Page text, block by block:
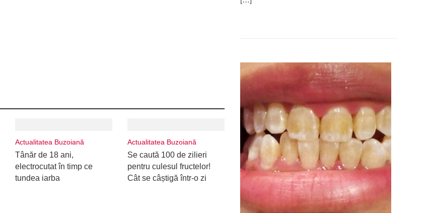
Actualitatea Buzoiană
Tânăr de 18 ani,
electrocutat în timp ce
tundea iarba
Actualitatea Buzoiană
Se caută 100 de zilieri
pentru culesul fructelor!
Cât se câștigă într-o zi